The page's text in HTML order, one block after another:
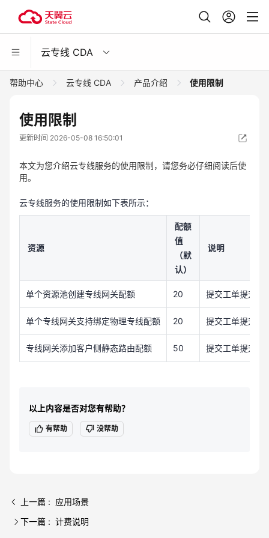
云专线 CDA
帮助中心 云专线 CDA 产品介绍 使用限制
使用限制
更新时间 2026-05-08 16:50:01
本文为您介绍云专线服务的使用限制，请您务必仔细阅读后使
用。
云专线服务的使用限制如下表所示：
资源
配额
值
（默
认）
说明
单个资源池创建专线网关配额 20 提交工单提升配
单个专线网关支持绑定物理专线配额 20 提交工单提升配
专线网关添加客户侧静态路由配额 50 提交工单提升配
以上内容是否对您有帮助？
有帮助 没帮助
上一篇 : 应用场景
下一篇 : 计费说明